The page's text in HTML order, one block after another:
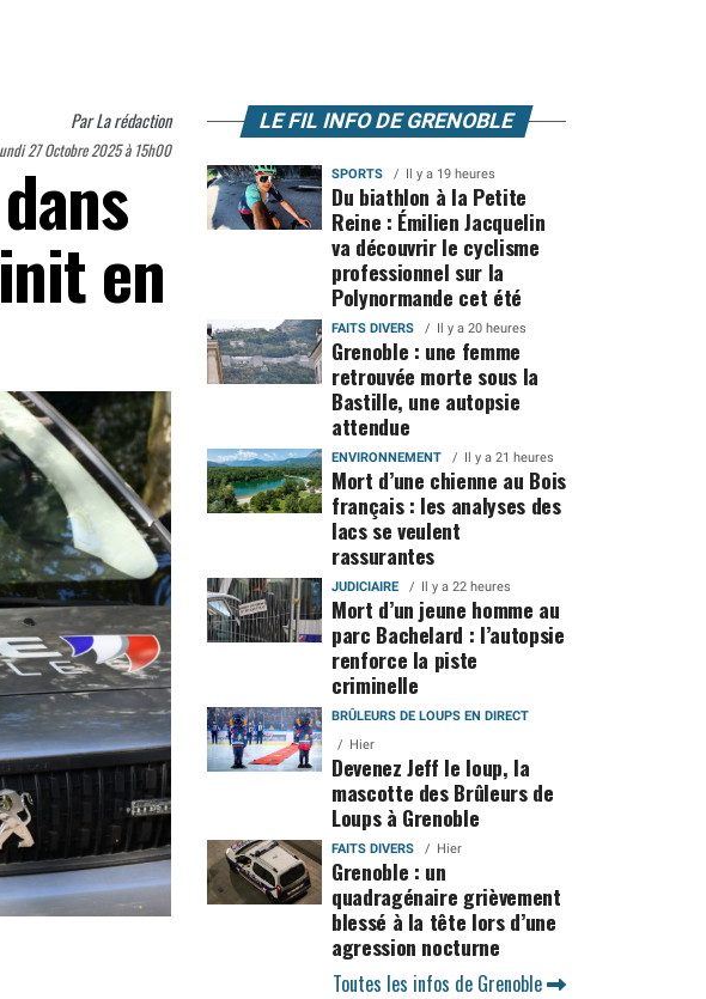
ParLa rédaction
27 Octobre 2025 à 15h00
en
LE FIL INFO DE GRENOBLE
SPORTS Il y a 19 heures
Du biathlon à la Petite
Reine : Émilien Jacquelin
va découvrir le cyclisme
professionnel sur la
Polynormande cet été
FAITS DIVERS Il y a 20 heures
Grenoble : une femme
retrouvée morte sous la
Bastille, une autopsie
attendue
ENVIRONNEMENT Il y a 21 heures
Mort d’une chienne au Bois
français : les analyses des
lacs se veulent
rassurantes
JUDICIAIRE Il y a 22 heures
Mort d’un jeune homme au
parc Bachelard : l’autopsie
renforce la piste
criminelle
BRÛLEURS DE LOUPS EN DIRECT
Hier
Devenez Jeff le loup, la
mascotte des Brûleurs de
Loups à Grenoble
FAITS DIVERS Hier
Grenoble : un
quadragénaire grièvement
blessé à la tête lors d’une
agression nocturne
Toutes les infos de Grenoble